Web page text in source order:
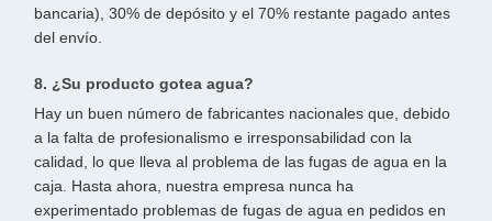
bancaria), 30% de depósito y el 70% restante pagado antes
del envío.
8. ¿Su producto gotea agua?
Hay un buen número de fabricantes nacionales que, debido
a la falta de profesionalismo e irresponsabilidad con la
calidad, lo que lleva al problema de las fugas de agua en la
caja. Hasta ahora, nuestra empresa nunca ha
experimentado problemas de fugas de agua en pedidos en